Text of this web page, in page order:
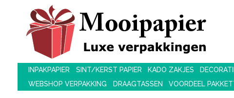
INPAKPAPIER SINT/KERST PAPIER KADO ZAKJES
WEBSHOP VERPAKKING
DRAAGTASSEN VOORDEEL